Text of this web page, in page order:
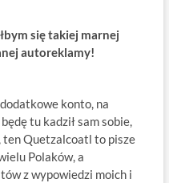
się takiej marnej
autoreklamy!
konto, na
będę tu kadził sam sobie,
ten Quetzalcoatl to pisze
Polaków, a
z wypowiedzi moich i